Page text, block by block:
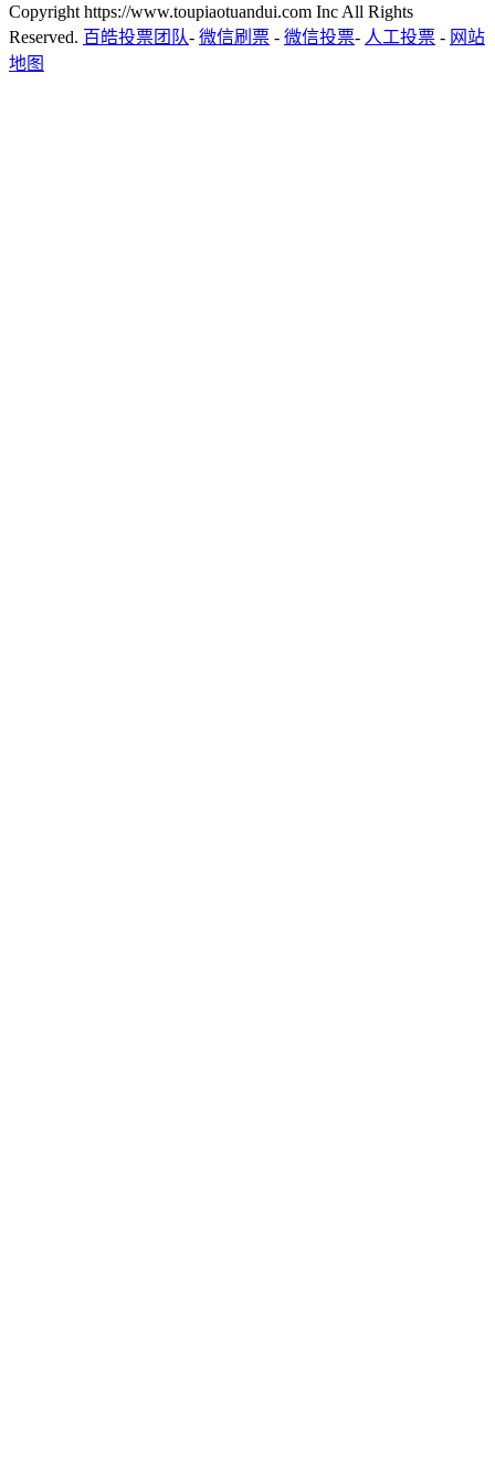
Copyright https://www.toupiaotuandui.com Inc All Rights
Reserved. 百皓投票团队- 微信刷票 - 微信投票- 人工投票 - 网站
地图